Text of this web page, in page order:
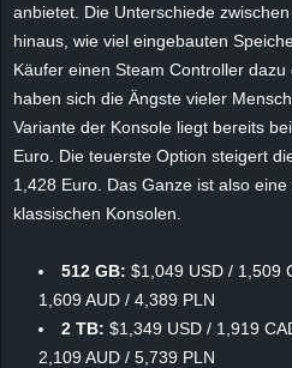
anbietet. Die Unterschiede
hinaus, wie viel eingebauten
Käufer einen Steam Controller
haben sich die Ängste vieler
Variante der Konsole liegt bereits
Euro. Die teuerste Option steigert
1,428 Euro. Das Ganze ist also
klassischen Konsolen.
512 GB: $1,049 USD / 1,509
1,609 AUD / 4,389 PLN
2 TB: $1,349 USD / 1,919
2,109 AUD / 5,739 PLN